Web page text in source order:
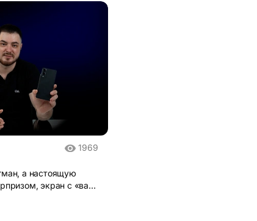
1969
а настоящую
экран с «вау-